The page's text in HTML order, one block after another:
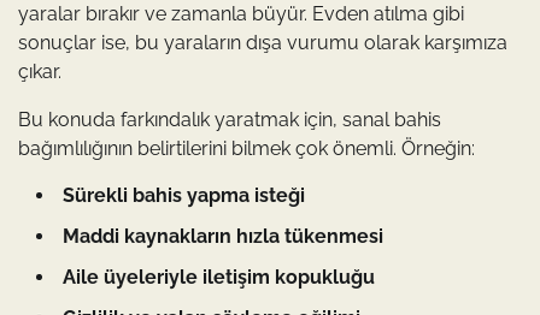
yaralar bırakır ve zamanla büyür. Evden atılma gibi
sonuçlar ise, bu yaraların dışa vurumu olarak karşımıza
çıkar.
Bu konuda farkındalık yaratmak için, sanal bahis
bağımlılığının belirtilerini bilmek çok önemli. Örneğin:
Sürekli bahis yapma isteği
Maddi kaynakların hızla tükenmesi
Aile üyeleriyle iletişim kopukluğu